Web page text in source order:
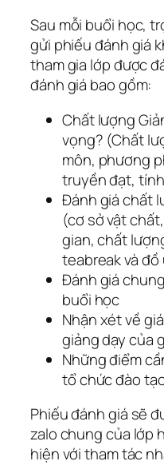
Sau mỗi buổi học,
gửi phiếu đánh giá
tham gia lớp được
đánh giá bao gồm:
Chất lượng
vọng? (Chất
môn, phương
truyền đạt,
Đánh giá chất
(cơ sở vật
gian, chất
teabreak và
Đánh giá
buổi học
Nhận xét về
giảng dạy của
Những điểm
tổ chức đào
Phiếu đánh giá sẽ
zalo chung của lớp
hiện với tham tác